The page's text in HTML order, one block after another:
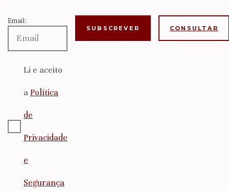
Email:
Li e aceito
a Política
de
Privacidade
e
Segurança
CONSULTAR